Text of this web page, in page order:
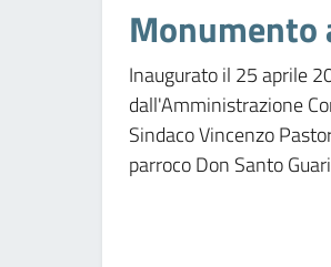
Monumento
Inaugurato il 25 aprile
dall'Amministrazione
Sindaco Vincenzo
parroco Don Santo